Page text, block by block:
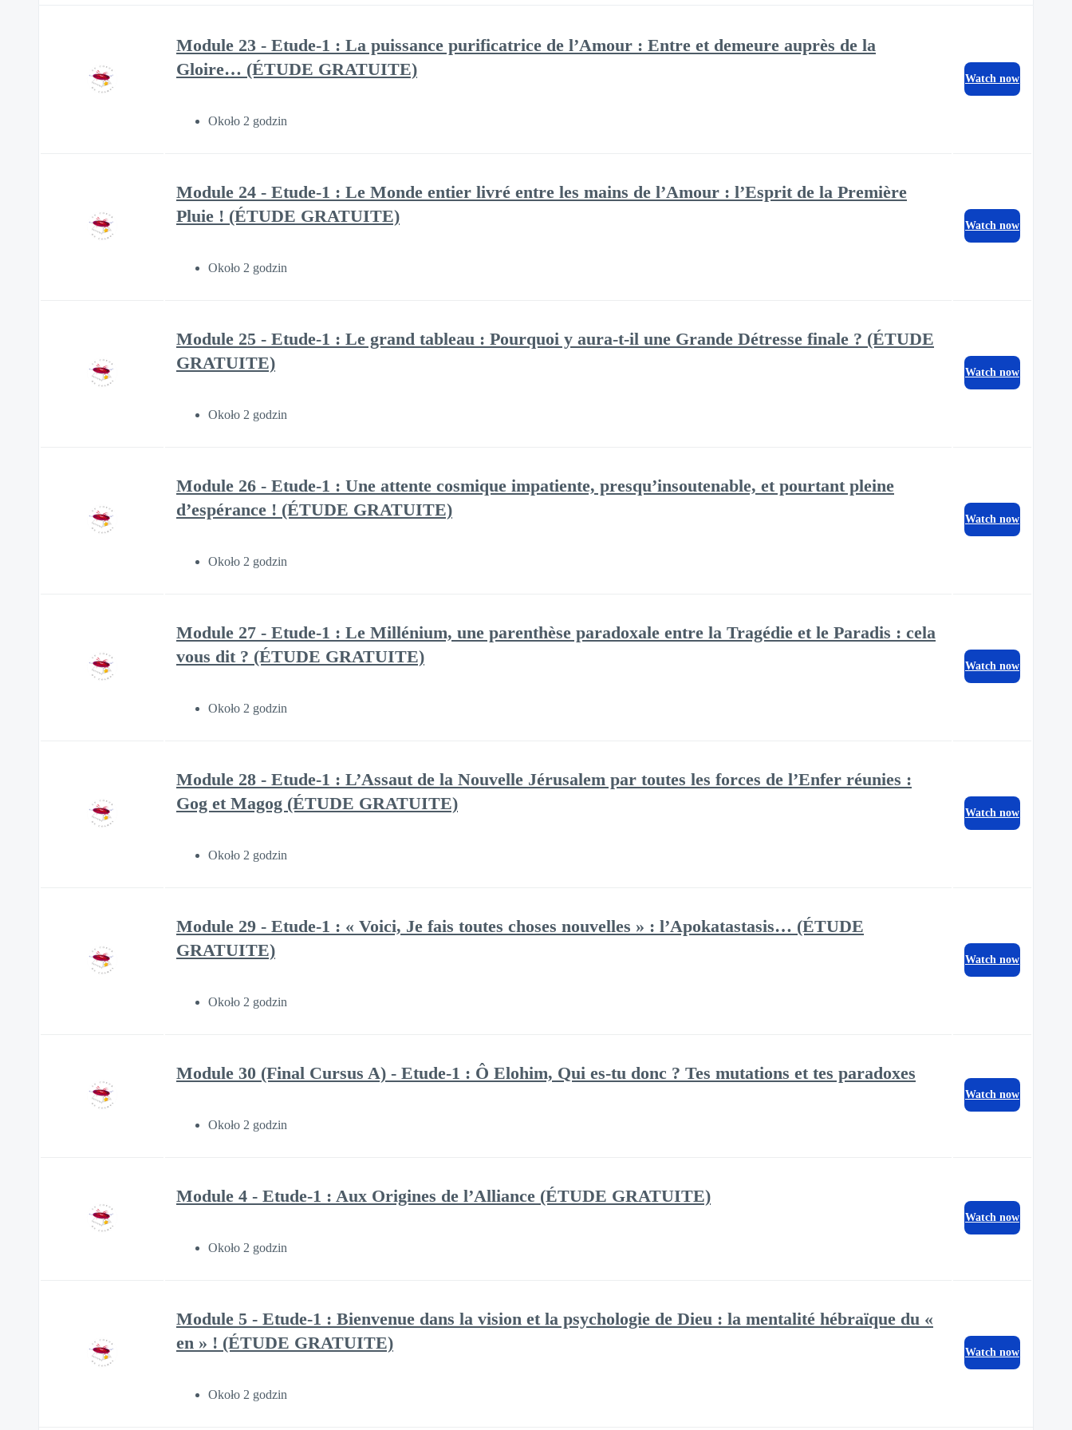
Module 23 - Etude-1 : La puissance purificatrice de l’Amour : Entre et demeure auprès de la
Gloire… (ÉTUDE GRATUITE)
Około 2 godzin
Watch now
Module 24 - Etude-1 : Le Monde entier livré entre les mains de l’Amour : l’Esprit de la Première
Pluie ! (ÉTUDE GRATUITE)
Około 2 godzin
Watch now
Module 25 - Etude-1 : Le grand tableau : Pourquoi y aura-t-il une Grande Détresse finale ? (ÉTUDE
GRATUITE)
Około 2 godzin
Watch now
Module 26 - Etude-1 : Une attente cosmique impatiente, presqu’insoutenable, et pourtant pleine
d’espérance ! (ÉTUDE GRATUITE)
Około 2 godzin
Watch now
Module 27 - Etude-1 : Le Millénium, une parenthèse paradoxale entre la Tragédie et le Paradis : cela
vous dit ? (ÉTUDE GRATUITE)
Około 2 godzin
Watch now
Module 28 - Etude-1 : L’Assaut de la Nouvelle Jérusalem par toutes les forces de l’Enfer réunies :
Gog et Magog (ÉTUDE GRATUITE)
Około 2 godzin
Watch now
Module 29 - Etude-1 : « Voici, Je fais toutes choses nouvelles » : l’Apokatastasis… (ÉTUDE
GRATUITE)
Około 2 godzin
Watch now
Module 30 (Final Cursus A) - Etude-1 : Ô Elohim, Qui es-tu donc ? Tes mutations et tes paradoxes
Około 2 godzin
Watch now
Module 4 - Etude-1 : Aux Origines de l’Alliance (ÉTUDE GRATUITE)
Około 2 godzin
Watch now
Module 5 - Etude-1 : Bienvenue dans la vision et la psychologie de Dieu : la mentalité hébraïque du «
en » ! (ÉTUDE GRATUITE)
Około 2 godzin
Watch now